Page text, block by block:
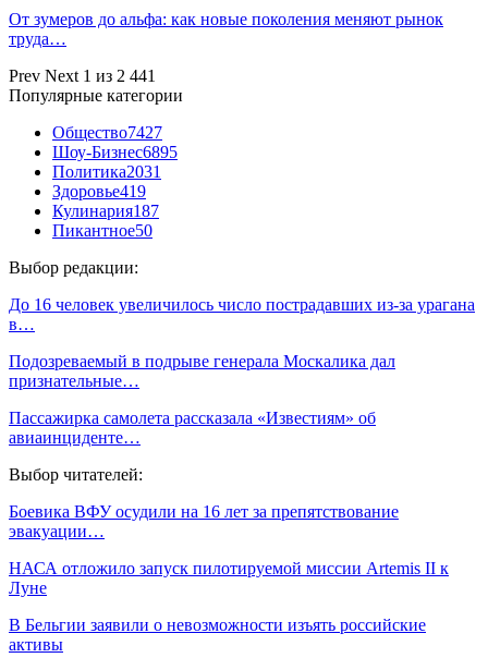
От зумеров до альфа: как новые поколения меняют рынок
труда…
Prev Next 1 из 2 441
Популярные категории
Общество7427
Шоу-Бизнес6895
Политика2031
Здоровье419
Кулинария187
Пикантное50
Выбор редакции:
До 16 человек увеличилось число пострадавших из-за урагана
в…
Подозреваемый в подрыве генерала Москалика дал
признательные…
Пассажирка самолета рассказала «Известиям» об
авиаинциденте…
Выбор читателей:
Боевика ВФУ осудили на 16 лет за препятствование
эвакуации…
НАСА отложило запуск пилотируемой миссии Artemis II к
Луне
В Бельгии заявили о невозможности изъять российские
активы